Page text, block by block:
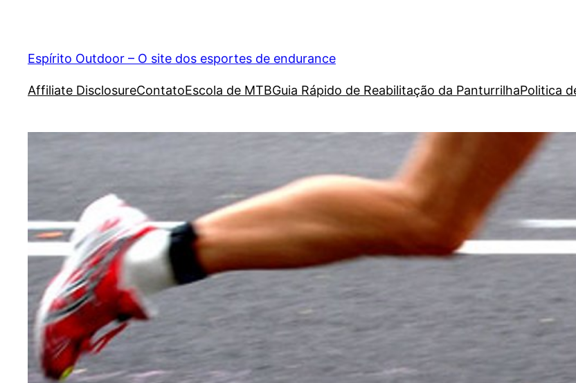
Espírito Outdoor – O site dos esportes de endurance
Affiliate DisclosureContatoEscola de MTBGuia Rápido de Reabilitação da PanturrilhaPolitica